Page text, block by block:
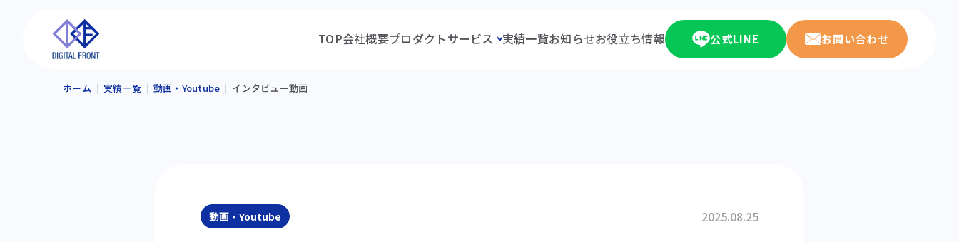
TOP会社概要プロダクトサービス 実績一覧お知らせお役立ち情報 公式LINE お問い合わせ
ホーム 実績一覧 動画・Youtube インタビュー動画
動画・Youtube 2025.08.25